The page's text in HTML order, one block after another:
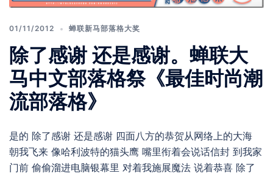
01/11/2012 蝉联新马部落格大奖
除了感谢 还是感谢。蝉联大
马中文部落格祭《最佳时尚潮
流部落格》
是的 除了感谢 还是感谢 四面八方的恭贺从网络上的大海
朝我飞来 像哈利波特的猫头鹰 嘴里衔着会说话信封 到我家
门前 偷偷溜进电脑银幕里 对着我施展魔法 说着恭喜 除了